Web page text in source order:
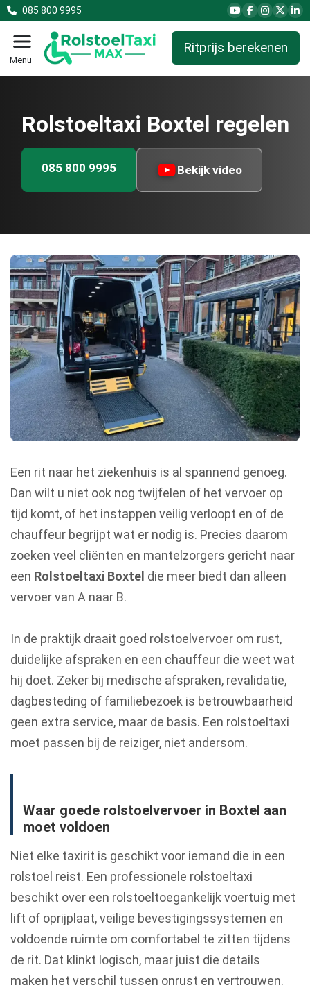
085 800 9995
Menu
Ritprijs berekenen
Rolstoeltaxi Boxtel regelen
085 800 9995 Bekijk video
Een rit naar het ziekenhuis is al spannend genoeg.
Dan wilt u niet ook nog twijfelen of het vervoer op
tijd komt, of het instappen veilig verloopt en of de
chauffeur begrijpt wat er nodig is. Precies daarom
zoeken veel cliënten en mantelzorgers gericht naar
een Rolstoeltaxi Boxtel die meer biedt dan alleen
vervoer van A naar B.
In de praktijk draait goed rolstoelvervoer om rust,
duidelijke afspraken en een chauffeur die weet wat
hij doet. Zeker bij medische afspraken, revalidatie,
dagbesteding of familiebezoek is betrouwbaarheid
geen extra service, maar de basis. Een rolstoeltaxi
moet passen bij de reiziger, niet andersom.
Waar goede rolstoelvervoer in Boxtel aan
moet voldoen
Niet elke taxirit is geschikt voor iemand die in een
rolstoel reist. Een professionele rolstoeltaxi
beschikt over een rolstoeltoegankelijk voertuig met
lift of oprijplaat, veilige bevestigingssystemen en
voldoende ruimte om comfortabel te zitten tijdens
de rit. Dat klinkt logisch, maar juist die details
maken het verschil tussen onrust en vertrouwen.